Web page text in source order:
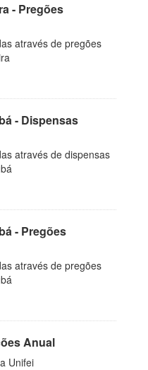
- Pregões
através de pregões
- Dispensas
através de dispensas
- Pregões
através de pregões
Anual
Unifei